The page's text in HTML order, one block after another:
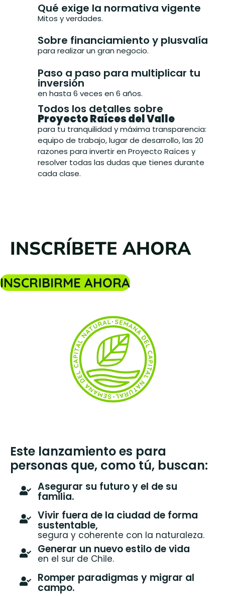
Qué exige la normativa vigente
Mitos y verdades.
Sobre financiamiento y plusvalía
para realizar un gran negocio.
Paso a paso para multiplicar tu
inversión
en hasta 6 veces en 6 años.
Todos los detalles sobre
Proyecto Raíces del Valle
para tu tranquilidad y máxima transparencia:
equipo de trabajo, lugar de desarrollo, las 20
razones para invertir en Proyecto Raíces y
resolver todas las dudas que tienes durante
cada clase.
INSCRÍBETE AHORA
INSCRIBIRME AHORA
Este lanzamiento es para
personas que, como tú, buscan:
Asegurar su futuro y el de su
familia.
Vivir fuera de la ciudad de forma
sustentable,
segura y coherente con la naturaleza.
Generar un nuevo estilo de vida
en el sur de Chile.
Romper paradigmas y migrar al
campo.